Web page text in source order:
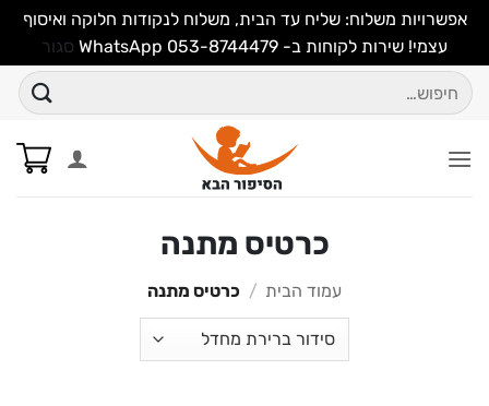
אפשרויות משלוח: שליח עד הבית, משלוח לנקודות חלוקה ואיסוף
עצמי! שירות לקוחות ב- WhatsApp 053-8744479
סגור
Skipחיפוש
עבור:
כרטיס מתנה
עמוד הבית / כרטיס מתנה